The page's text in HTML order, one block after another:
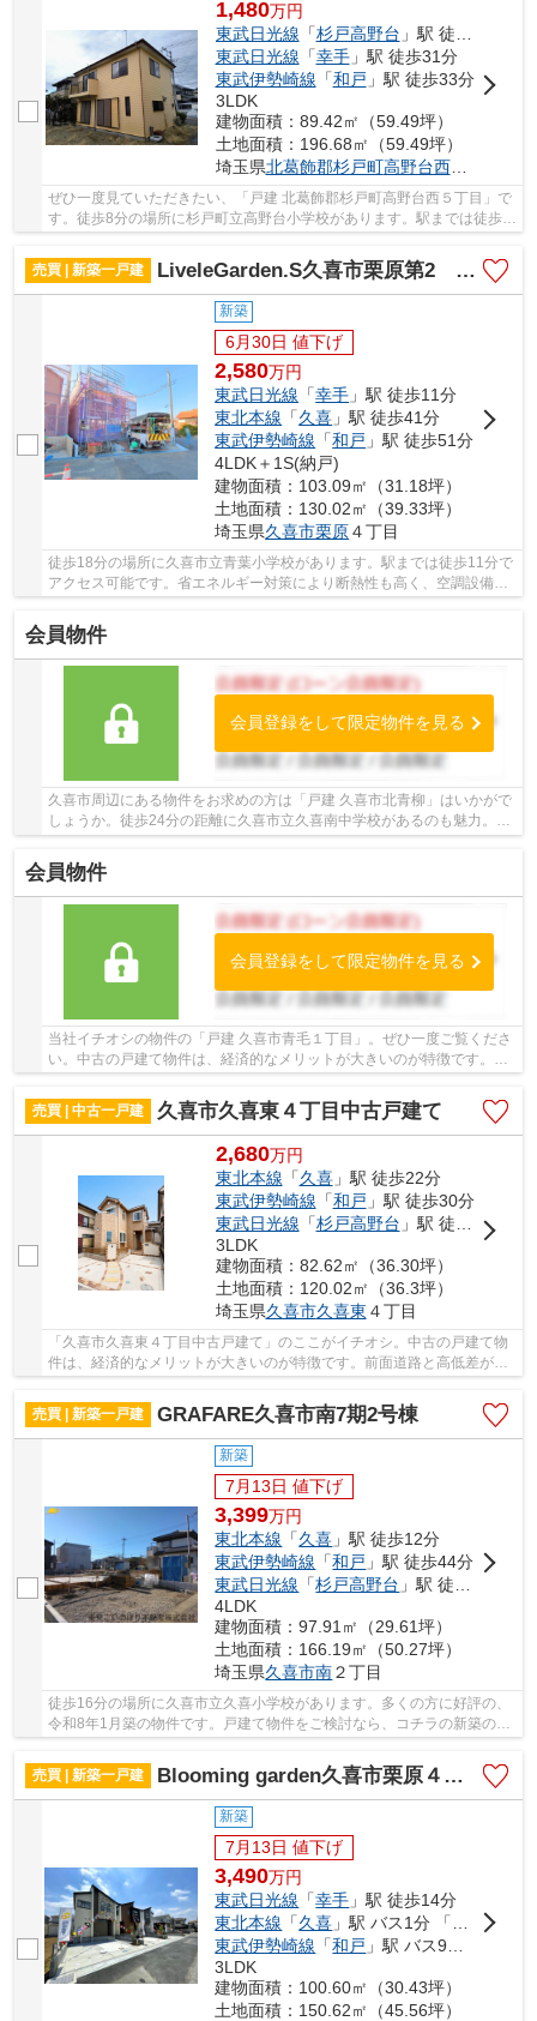
1,480万円
東武日光線 「杉戸高野台 」駅 徒歩13分
東武日光線 「幸手」駅 徒歩31分
東武伊勢崎線 「和戸 」駅 徒歩33分
3LDK
建物面積：89.42㎡（59.49坪）
土地面積：196.68㎡（59.49坪）
埼玉県北葛飾郡杉戸町高野台西５丁目
ぜひ一度見ていただきたい、「戸建 北葛飾郡杉戸町高野台西５丁目」で
す。徒歩8分の場所に杉戸町立高野台小学校があります。駅までは徒歩
13分でアクセス可能です。こちらの物件は中古...
売買 | 新築一戸建
LiveleGarden.S久喜市栗原第2 2号棟
新築
6月30日 値下げ
2,580万円
東武日光線 「幸手 」駅 徒歩11分
東北本線 「久喜 」駅 徒歩41分
東武伊勢崎線 「和戸 」駅 徒歩51分
4LDK＋1S(納戸)
建物面積：103.09㎡（31.18坪）
土地面積：130.02㎡（39.33坪）
埼玉県久喜市栗原４丁目
徒歩18分の場所に久喜市立青葉小学校があります。駅までは徒歩11分で
アクセス可能です。省エネルギー対策により断熱性も高く、空調設備費
も抑えられます。2026年2月築のコチラの物件は...
会員物件
会員登録をして限定物件を見る
久喜市周辺にある物件をお求めの方は「戸建 久喜市北青柳」はいかがで
しょうか。徒歩24分の距離に久喜市立久喜南中学校があるのも魅力。こ
ちらは中古一戸建ての物件です。ご自身で希望...
会員物件
会員登録をして限定物件を見る
当社イチオシの物件の「戸建 久喜市青毛１丁目」。ぜひ一度ご覧くださ
い。中古の戸建て物件は、経済的なメリットが大きいのが特徴です。人
売買 | 中古一戸建
久喜市久喜東４丁目中古戸建て
2,680万円
東北本線 「久喜」駅 徒歩22分
東武伊勢崎線 「和戸 」駅 徒歩30分
東武日光線 「杉戸高野台 」駅 徒歩49分
3LDK
建物面積：82.62㎡（36.30坪）
土地面積：120.02㎡（36.3坪）
埼玉県久喜市久喜東 ４丁目
「久喜市久喜東４丁目中古戸建て」のここがイチオシ。中古の戸建て物
件は、経済的なメリットが大きいのが特徴です。前面道路と高低差がな
売買 | 新築一戸建
GRAFARE久喜市南7期2号棟
新築
7月13日 値下げ
3,399万円
東北本線 「久喜 」駅 徒歩12分
東武伊勢崎線 「和戸 」駅 徒歩44分
東武日光線 「杉戸高野台 」駅 徒歩59分
4LDK
建物面積：97.91㎡（29.61坪）
土地面積：166.19㎡（50.27坪）
埼玉県久喜市南２丁目
徒歩16分の場所に久喜市立久喜小学校があります。多くの方に好評の、
令和8年1月築の物件です。戸建て物件をご検討なら、コチラの新築の物
売買 | 新築一戸建
Blooming garden久喜市栗原４丁目3号棟
新築
7月13日 値下げ
3,490万円
東武日光線 「幸手 」駅 徒歩14分
東北本線 「久喜 」駅 バス1分 「栗原記念館」 停歩4分
東武伊勢崎線 「和戸 」駅 バス9分 「栗原（久喜市）」 停歩5分
3LDK
建物面積：100.60㎡（30.43坪）
土地面積：150.62㎡（45.56坪）